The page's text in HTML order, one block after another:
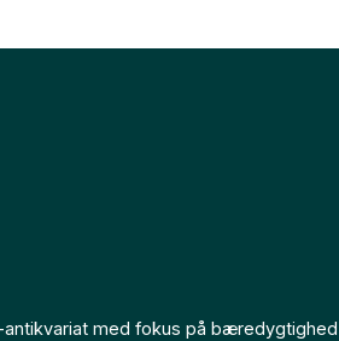
med fokus på bæredygtighed